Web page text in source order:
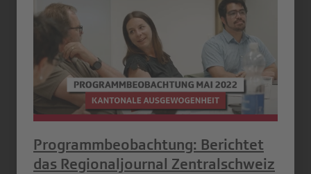
Programmbeobachtung: Berichtet
das Regionaljournal Zentralschweiz